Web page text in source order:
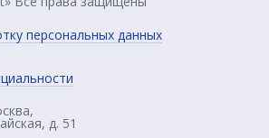
персональных данных
д. 51